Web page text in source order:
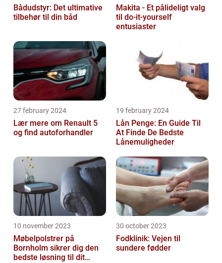
Bådudstyr: Det ultimative
tilbehør til din båd
Makita - Et pålideligt valg
til do-it-yourself
entusiaster
27 february 2024
Lær mere om Renault 5
og find autoforhandler
19 february 2024
Lån Penge: En Guide Til
At Finde De Bedste
Lånemuligheder
10 november 2023
Møbelpolstrer på
Bornholm sikrer dig den
bedste løsning til dit
30 october 2023
Fodklinik: Vejen til
sundere fødder